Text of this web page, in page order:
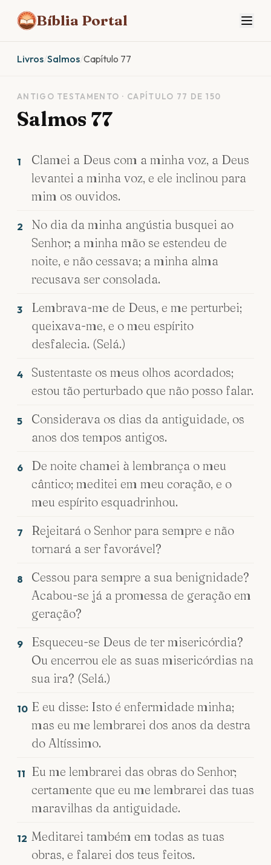
Bíblia Portal
Livros/Salmos/Capítulo 77
ANTIGO TESTAMENTO · CAPÍTULO 77 DE 150
Salmos 77
1
Clamei a Deus com a minha voz, a Deus
levantei a minha voz, e ele inclinou para
mim os ouvidos.
2
No dia da minha angústia busquei ao
Senhor; a minha mão se estendeu de
noite, e não cessava; a minha alma
recusava ser consolada.
3
Lembrava-me de Deus, e me perturbei;
queixava-me, e o meu espírito
desfalecia. (Selá.)
4
Sustentaste os meus olhos acordados;
estou tão perturbado que não posso falar.
5
Considerava os dias da antiguidade, os
anos dos tempos antigos.
6
De noite chamei à lembrança o meu
cântico; meditei em meu coração, e o
meu espírito esquadrinhou.
7
Rejeitará o Senhor para sempre e não
tornará a ser favorável?
8
Cessou para sempre a sua benignidade?
Acabou-se já a promessa de geração em
geração?
9
Esqueceu-se Deus de ter misericórdia?
Ou encerrou ele as suas misericórdias na
sua ira? (Selá.)
10 E eu disse: Isto é enfermidade minha;
mas eu me lembrarei dos anos da destra
do Altíssimo.
11 Eu me lembrarei das obras do Senhor;
certamente que eu me lembrarei das tuas
maravilhas da antiguidade.
12 Meditarei também em todas as tuas
obras, e falarei dos teus feitos.